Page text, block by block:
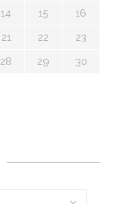
14 15
16
21 22
23
28 29
30